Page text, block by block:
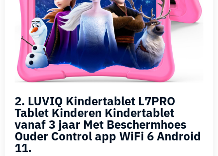
2. LUVIQ Kindertablet L7PRO
Tablet Kinderen Kindertablet
vanaf 3 jaar Met Beschermhoes
Ouder Control app WiFi 6 Android
11.